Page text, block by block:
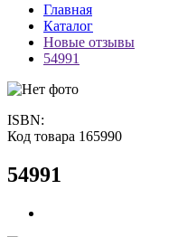
Главная
Каталог
Новые отзывы
54991
ISBN:
Код товара 165990
54991